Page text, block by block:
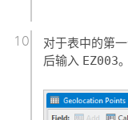
对于表中的第
后输入 EZ003